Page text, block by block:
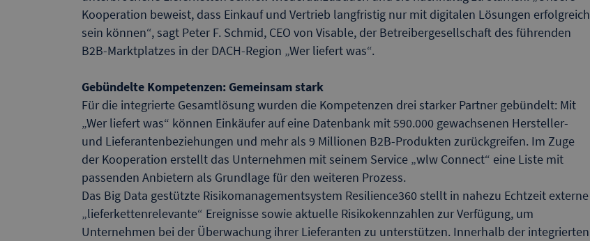
Kooperation beweist, dass Einkauf und Vertrieb langfristig nur mit digitalen Lösungen erfolgreich
sein können“, sagt Peter F. Schmid, CEO von Visable, der Betreibergesellschaft des führenden
B2B-Marktplatzes in der DACH-Region „Wer liefert was“.
Gebündelte Kompetenzen: Gemeinsam stark
Für die integrierte Gesamtlösung wurden die Kompetenzen drei starker Partner gebündelt: Mit
„Wer liefert was“ können Einkäufer auf eine Datenbank mit 590.000 gewachsenen Hersteller-
und Lieferantenbeziehungen und mehr als 9 Millionen B2B-Produkten zurückgreifen. Im Zuge
der Kooperation erstellt das Unternehmen mit seinem Service „wlw Connect“ eine Liste mit
passenden Anbietern als Grundlage für den weiteren Prozess.
Das Big Data gestützte Risikomanagementsystem Resilience360 stellt in nahezu Echtzeit externe
„lieferkettenrelevante“ Ereignisse sowie aktuelle Risikokennzahlen zur Verfügung, um
Unternehmen bei der Überwachung ihrer Lieferanten zu unterstützen. Innerhalb der integrierten